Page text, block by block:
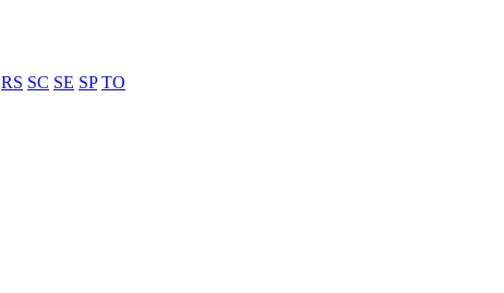
RS SC SE SP TO